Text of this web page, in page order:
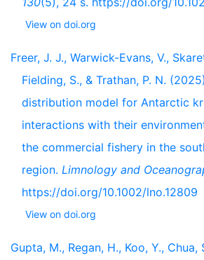
View on doi.org
Freer, J. J., Warwick-Evans, V.,
Fielding, S., & Trathan, P. N.
distribution model for Antarctic
interactions with their
the commercial fishery in the
region. Limnology and
https://doi.org/10.1002/lno.12809
View on doi.org
Gupta, M., Regan, H., Koo, Y., Chua,